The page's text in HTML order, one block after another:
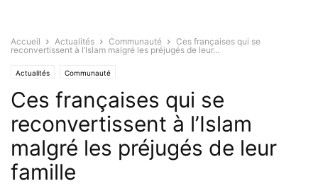
Accueil Actualités Communauté
Ces françaises qui se
reconvertissent à l’Islam malgré les préjugés de leur...
Actualités Communauté
Ces françaises qui se
reconvertissent à l’Islam
malgré les préjugés de leur
famille